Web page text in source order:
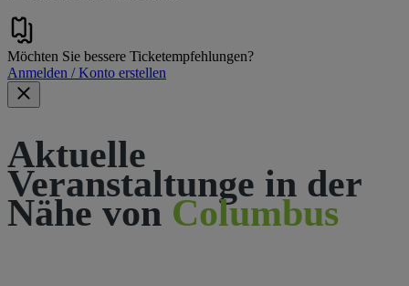
Möchten Sie bessere Ticketempfehlungen?
Anmelden / Konto erstellen
Aktuelle
Veranstaltunge in der
Nähe von Columbus